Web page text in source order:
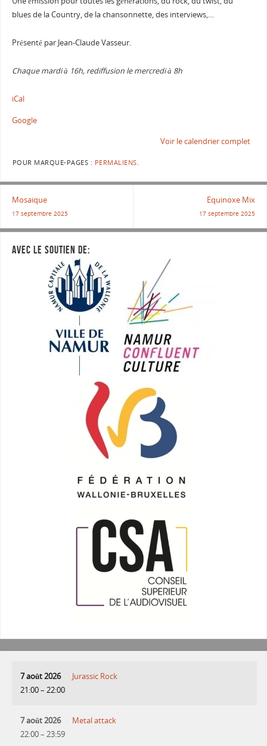
blues de la Country, de la chansonnette, des interviews,…
Présenté par Jean-Claude Vasseur.
Chaque mardi à 16h, rediffusion le mercredi à 8h
iCal
Google
Voir le calendrier complet
POUR MARQUE-PAGES : PERMALIENS.
Mosaique
17 septembre 2025
Equinoxe Mix
17 septembre 2025
AVEC LE SOUTIEN DE:
7 août 2026
21:00– 22:00
Jurassic Rock
7 août 2026
22:00– 23:59
Metal attack